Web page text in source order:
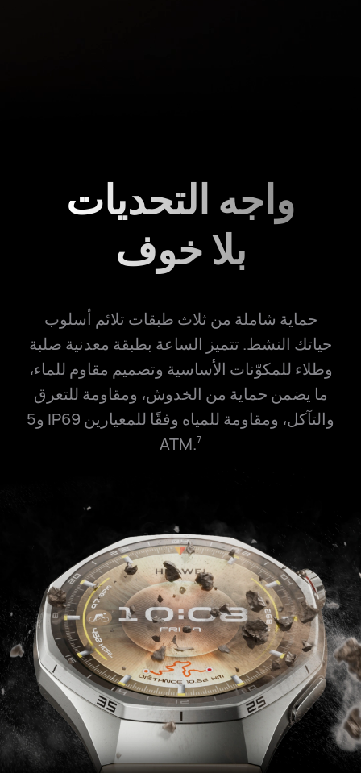
واجه التحديات
بلا خوف
حماية شاملة من ثلاث طبقات تلائم أسلوب
حياتك النشط. تتميز الساعة بطبقة معدنية صلبة
وطلاء للمكوّنات الأساسية وتصميم مقاوم للماء،
ما يضمن حماية من الخدوش، ومقاومة للتعرق
والتآكل، ومقاومة للمياه وفقًا للمعيارين IP69 و5
ATM.7